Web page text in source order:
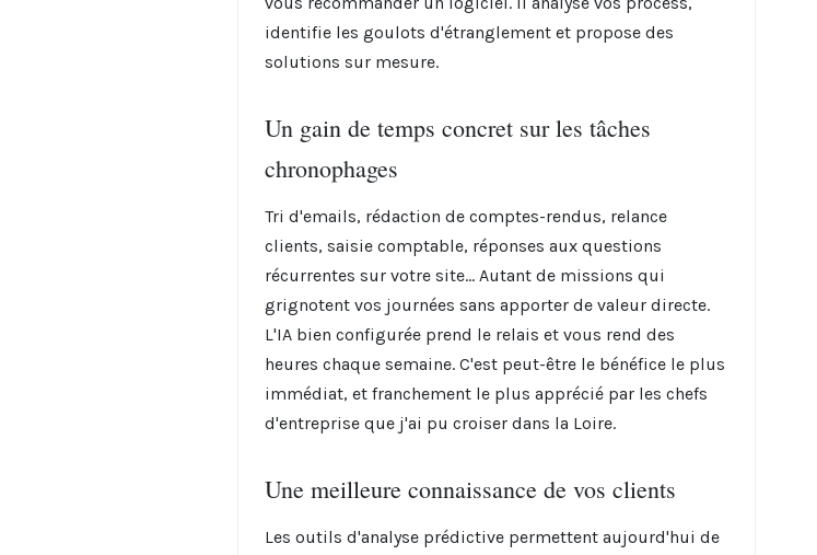
identifie les goulots d'étranglement et propose des
solutions sur mesure.
Un gain de temps concret sur les tâches
chronophages
Tri d'emails, rédaction de comptes-rendus, relance
clients, saisie comptable, réponses aux questions
récurrentes sur votre site... Autant de missions qui
grignotent vos journées sans apporter de valeur directe.
L'IA bien configurée prend le relais et vous rend des
heures chaque semaine. C'est peut-être le bénéfice le plus
immédiat, et franchement le plus apprécié par les chefs
d'entreprise que j'ai pu croiser dans la Loire.
Une meilleure connaissance de vos clients
Les outils d'analyse prédictive permettent aujourd'hui de